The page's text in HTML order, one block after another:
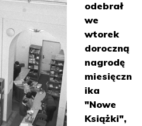
odebrał
we
wtorek
doroczną
nagrodę
miesięczn
ika
"Nowe
Książki",